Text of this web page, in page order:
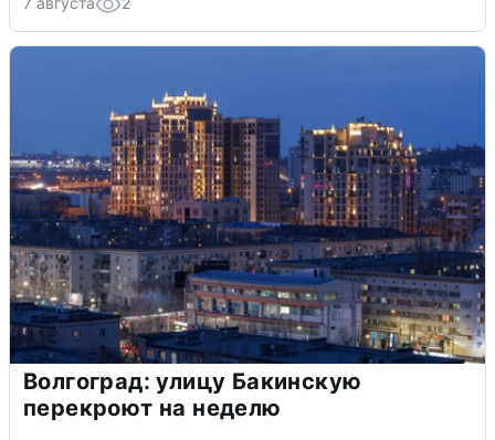
Волгоград: улицу Бакинскую
перекроют на неделю